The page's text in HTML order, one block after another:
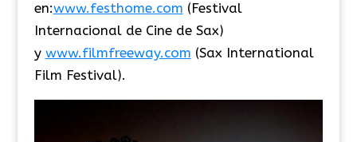
en:www.festhome.com (Festival
Internacional de Cine de Sax)
y www.filmfreeway.com (Sax International
Film Festival).